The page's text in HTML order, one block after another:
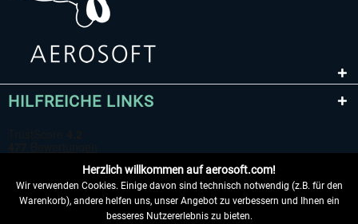
HILFREICHE LINKS
Herzlich willkommen auf aerosoft.com!
Wir verwenden Cookies. Einige davon sind technisch notwendig (z.B. für den
Warenkorb), andere helfen uns, unser Angebot zu verbessern und Ihnen ein
besseres Nutzererlebnis zu bieten.